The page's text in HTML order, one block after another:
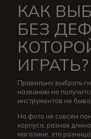
КАК
БЕЗ
ИГРАТЬ?
Правильно выбрать
названию не
инструментов не
На фото не совсем
корпуса, разная
магазине, эта